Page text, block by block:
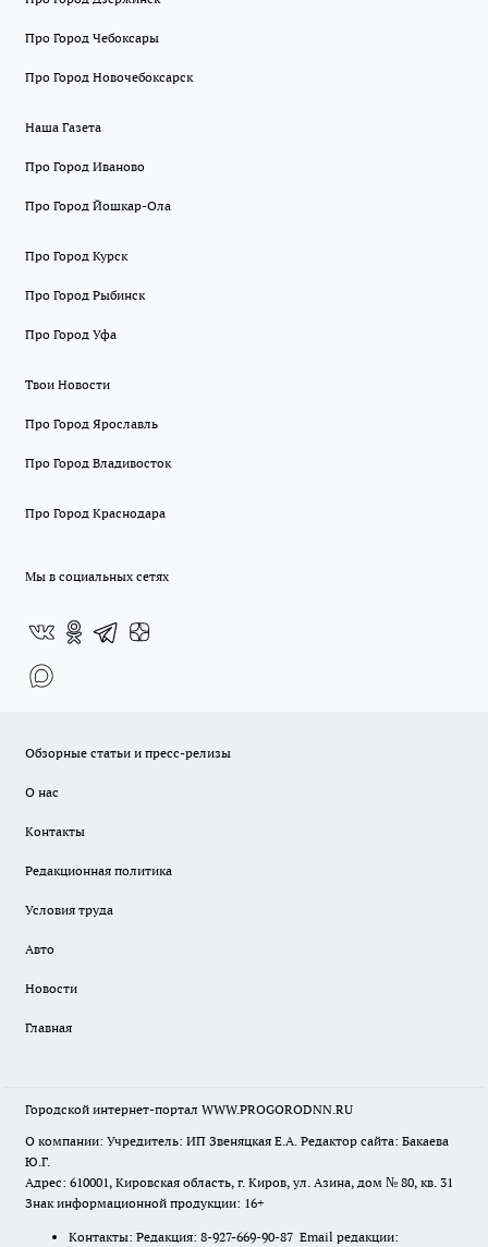
Про Город Чебоксары
Про Город Новочебоксарск
Наша Газета
Про Город Иваново
Про Город Йошкар-Ола
Про Город Курск
Про Город Рыбинск
Про Город Уфа
Твои Новости
Про Город Ярославль
Про Город Владивосток
Про Город Краснодара
Мы в социальных сетях
Обзорные статьи и пресс-релизы
О нас
Контакты
Редакционная политика
Условия труда
Авто
Новости
Главная
Городской интернет-портал WWW.PROGORODNN.RU
О компании: Учредитель: ИП Звеняцкая Е.А. Редактор сайта: Бакаева
Ю.Г.
Адрес: 610001, Кировская область, г. Киров, ул. Азина, дом № 80, кв. 31
Знак информационной продукции: 16+
Контакты: Редакция: 8-927-669-90-87 Email редакции: